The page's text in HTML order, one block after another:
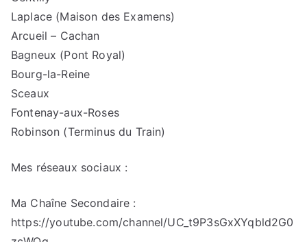
Laplace (Maison des Examens)
Arcueil – Cachan
Bagneux (Pont Royal)
Bourg-la-Reine
Sceaux
Fontenay-aux-Roses
Robinson (Terminus du Train)
Mes réseaux sociaux :
Ma Chaîne Secondaire :
https://youtube.com/channel/UC_t9P3sGxXYqbld2G0